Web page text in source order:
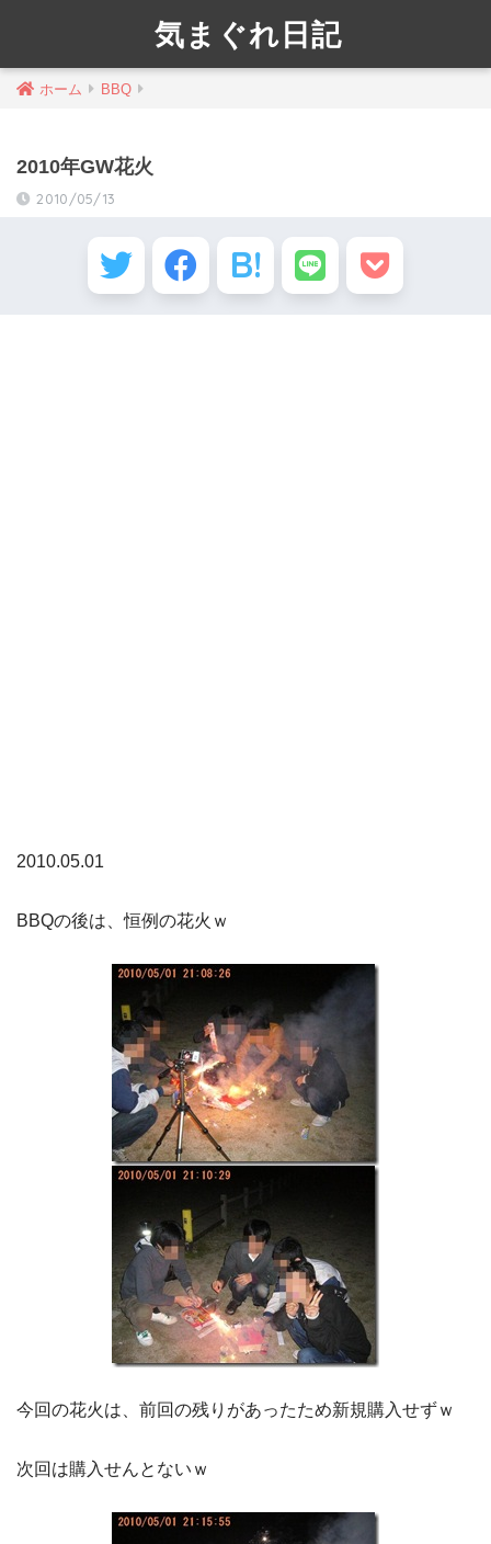
気まぐれ日記
ホーム BBQ
2010年GW花火
2010/05/13
2010.05.01
BBQの後は、恒例の花火ｗ
今回の花火は、前回の残りがあったため新規購入せずｗ
次回は購入せんとないｗ